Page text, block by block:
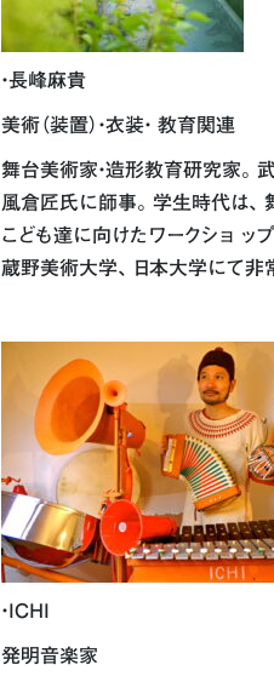
・長峰麻貴
美術（装置）・衣装・ 教育関連
舞台美術家・造形教育研究家｡
風倉匠氏に師事｡ 学生時代は､
こども達に向けたワークショ
蔵野美術大学､ 日本大学にて非
・ICHI
発明音楽家